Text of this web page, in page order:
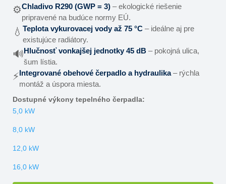
⚙️Chladivo R290 (GWP = 3) – ekologické riešenie
pripravené na budúce normy EÚ.
💧 Teplota vykurovacej vody až 75 °C – ideálne aj pre
existujúce radiátory.
🔊Hlučnosť vonkajšej jednotky 45 dB – pokojná ulica,
šum lístia.
⚡Integrované obehové čerpadlo a hydraulika– rýchla
montáž a úspora miesta.
Dostupné výkony tepelného čerpadla:
5,0 kW
8,0 kW
12,0 kW
16,0 kW